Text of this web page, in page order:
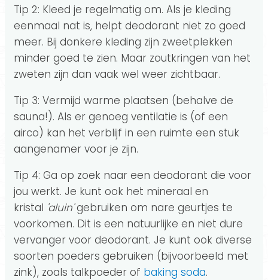
Tip 2: Kleed je regelmatig om. Als je kleding
eenmaal nat is, helpt deodorant niet zo goed
meer. Bij donkere kleding zijn zweetplekken
minder goed te zien. Maar zoutkringen van het
zweten zijn dan vaak wel weer zichtbaar.
Tip 3: Vermijd warme plaatsen (behalve de
sauna!). Als er genoeg ventilatie is (of een
airco) kan het verblijf in een ruimte een stuk
aangenamer voor je zijn.
Tip 4: Ga op zoek naar een deodorant die voor
jou werkt. Je kunt ook het mineraal en
kristal 'aluin'gebruiken om nare geurtjes te
voorkomen. Dit is een natuurlijke en niet dure
vervanger voor deodorant. Je kunt ook diverse
soorten poeders gebruiken (bijvoorbeeld met
zink), zoals talkpoeder of baking soda.